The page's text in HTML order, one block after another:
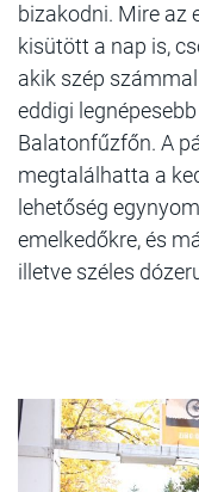
bizakodni. Mire az
kisütött a nap is,
akik szép
eddigi
Balatonfűzfőn. A
megtalálhatta a
lehetőség
emelkedőkre, és
illetve széles